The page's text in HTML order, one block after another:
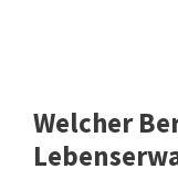
Welcher